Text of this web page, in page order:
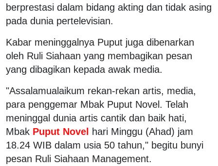
berprestasi dalam bidang akting dan tidak asing
pada dunia pertelevisian.
Kabar meninggalnya Puput juga dibenarkan
oleh Ruli Siahaan yang membagikan pesan
yang dibagikan kepada awak media.
"Assalamualaikum rekan-rekan artis, media,
para penggemar Mbak Puput Novel. Telah
meninggal dunia artis cantik dan baik hati,
Mbak Puput Novel
hari Minggu (Ahad) jam
18.24 WIB dalam usia 50 tahun," begitu bunyi
pesan Ruli Siahaan Management.